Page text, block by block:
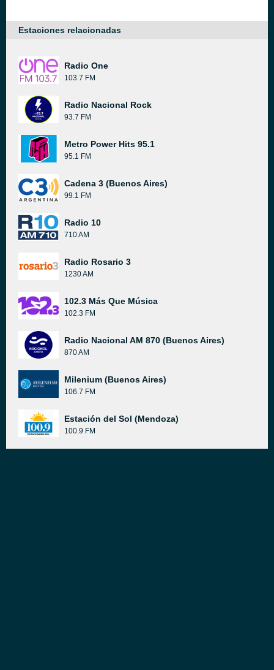
Estaciones relacionadas
Radio One
103.7 FM
Radio Nacional Rock
93.7 FM
Metro Power Hits 95.1
95.1 FM
Cadena 3 (Buenos Aires)
99.1 FM
Radio 10
710 AM
Radio Rosario 3
1230 AM
102.3 Más Que Música
102.3 FM
Radio Nacional AM 870 (Buenos Aires)
870 AM
Milenium (Buenos Aires)
106.7 FM
Estación del Sol (Mendoza)
100.9 FM